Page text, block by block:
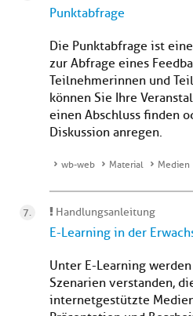
Punktabfrage
Die Punktabfrage ist
zur Abfrage eines
Teilnehmerinnen und
können Sie Ihre
einen Abschluss finden
Diskussion anregen.
wb-web Material Medien
Handlungsanleitung
E-Learning in der
Unter E-Learning
Szenarien verstanden,
internetgestützte